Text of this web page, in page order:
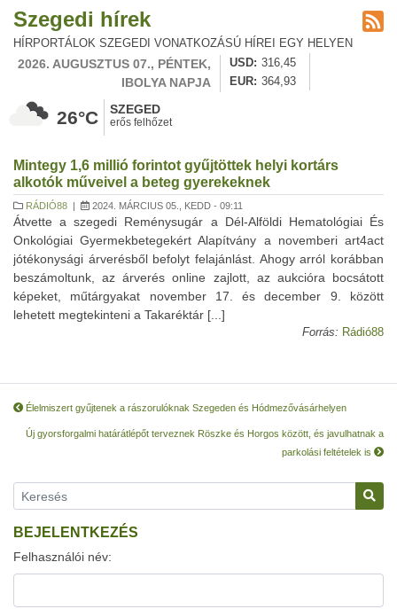
Szegedi hírek
HÍRPORTÁLOK SZEGEDI VONATKOZÁSÚ HÍREI EGY HELYEN
2026. AUGUSZTUS 07., PÉNTEK,
IBOLYA NAPJA
USD
316,45
EUR
364,93
26°C SZEGED
erős felhőzet
Mintegy 1,6 millió forintot gyűjtöttek helyi kortárs
alkotók műveivel a beteg gyerekeknek
RÁDIÓ88 | 2024. MÁRCIUS 05., KEDD - 09:11
Átvette a szegedi Reménysugár a Dél-Alföldi Hematológiai És
Onkológiai Gyermekbetegekért Alapítvány a novemberi art4act
jótékonysági árverésből befolyt felajánlást. Ahogy arról korábban
beszámoltunk, az árverés online zajlott, az aukcióra bocsátott
képeket, műtárgyakat november 17. és december 9. között
lehetett megtekinteni a Takaréktár [...]
Forrás: Rádió88
Élelmiszert gyűjtenek a rászorulóknak Szegeden és Hódmezővásárhelyen
Új gyorsforgalmi határátlépőt terveznek Röszke és Horgos között, és javulhatnak a
parkolási feltételek is
BEJELENTKEZÉS
Felhasználói név: